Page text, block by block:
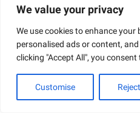
We value your privacy
We use cookies to enhance your
personalised ads or content,
clicking "Accept All", you
Customise
România, Arad,
© Copyright